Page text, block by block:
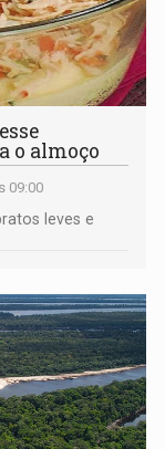
o almoço
09:00
leves e